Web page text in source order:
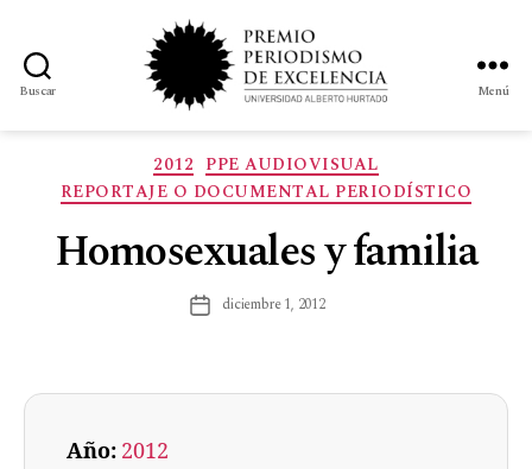
Buscar Menú
2012 PPE AUDIOVISUAL
REPORTAJE O DOCUMENTAL PERIODÍSTICO
Homosexuales y familia
diciembre 1, 2012
Año: 2012